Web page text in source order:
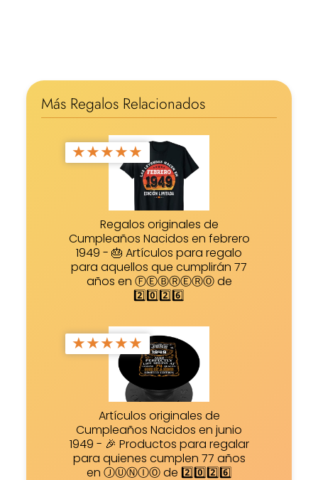
Más Regalos Relacionados
★★★★★
Regalos originales de
Cumpleaños Nacidos en febrero
1949 - 🎂 Artículos para regalo
para aquellos que cumplirán 77
años en ⒻⒺⒷⓇⒺⓇⓄ de
2️⃣0️⃣2️⃣6️⃣
★★★★★
Artículos originales de
Cumpleaños Nacidos en junio
1949 - 🎉 Productos para regalar
para quienes cumplen 77 años
en ⒿⓊⓃⒾⓄ de 2️⃣0️⃣2️⃣6️⃣